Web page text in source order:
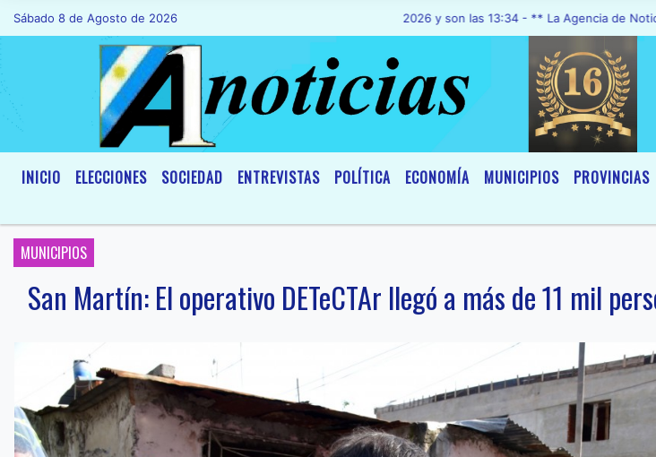
Sábado 8 de Agosto de 2026Hoy es Sábado 8 de Agosto de 2026 y son las 13:34 - ** La Agencia de Noticias
INICIO ELECCIONES SOCIEDAD ENTREVISTAS POLÍTICA ECONOMÍA MUNICIPIOS PROVINCIAS
MUNICIPIOS
San Martín: El operativo DETeCTAr llegó a más de 11 mil